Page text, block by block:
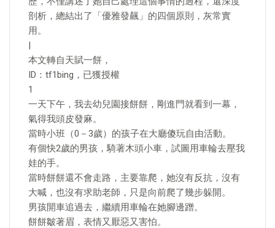
剖析，總結出了「優雅發飆」的四個原則，灰常實
用。
|
本文轉自天賦一餅，
ID：tf1bing，已獲授權
1
一天下午，我去幼兒園接餅餅，剛進門就看到一幕，
氣得我頭皮發麻。
當時小班（0－3歲）的孩子在大廳傻玩自由活動。
有個快2歲的男孩，騎著木頭小車，試圖用車輪去壓我
娃的手。
當時餅餅還不會走路，主要靠爬，她沒有反抗，沒有
大喊，也沒有求助老師，只是向前爬了幾步躲開。
男孩開車追過去，繼續用車輪在她腳邊蹭。
餅餅皺著眉，表情又厭惡又害怕。